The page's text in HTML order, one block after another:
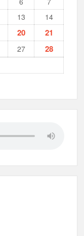
13
14
20
21
27 28